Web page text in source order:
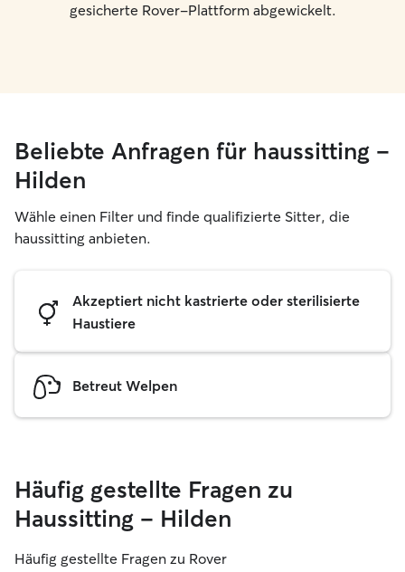
gesicherte Rover-Plattform abgewickelt.
Beliebte Anfragen für haussitting –
Hilden
Wähle einen Filter und finde qualifizierte Sitter, die
haussitting anbieten.
Akzeptiert nicht kastrierte oder sterilisierte
Haustiere
Betreut Welpen
Häufig gestellte Fragen zu
Haussitting – Hilden
Häufig gestellte Fragen zu Rover